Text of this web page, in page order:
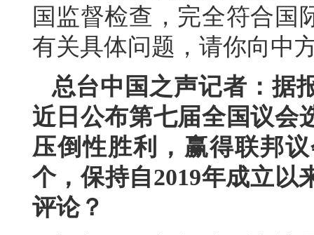
国监督检查，完全符合国
有关具体问题，请你向中
总台中国之声记者：据
近日公布第七届全国议会
压倒性胜利，赢得联邦
个，保持自2019年成立以
评论？